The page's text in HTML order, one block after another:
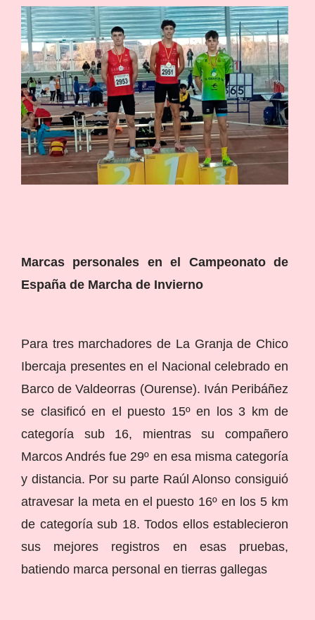
Marcas personales en el Campeonato de
España de Marcha de Invierno
Para tres marchadores de La Granja de Chico
Ibercaja presentes en el Nacional celebrado en
Barco de Valdeorras (Ourense). Iván Peribáñez
se clasificó en el puesto 15º en los 3 km de
categoría sub 16, mientras su compañero
Marcos Andrés fue 29º en esa misma categoría
y distancia. Por su parte Raúl Alonso consiguió
atravesar la meta en el puesto 16º en los 5 km
de categoría sub 18. Todos ellos establecieron
sus mejores registros en esas pruebas,
batiendo marca personal en tierras gallegas